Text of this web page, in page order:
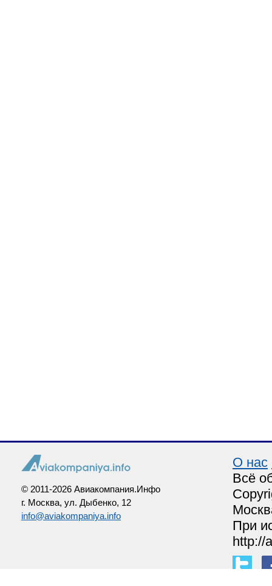
© 2011-2026 Авиакомпания.Инфо
г. Москва, ул. Дыбенко, 12
info@aviakompaniya.info
О нас
Всё
При
http://